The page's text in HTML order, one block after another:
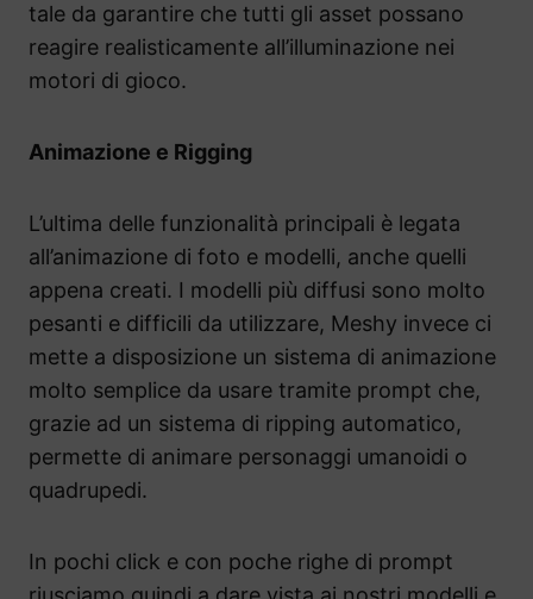
tale da garantire che tutti gli asset possano
reagire realisticamente all’illuminazione nei
motori di gioco.
Animazione e Rigging
L’ultima delle funzionalità principali è legata
all’animazione di foto e modelli, anche quelli
appena creati. I modelli più diffusi sono molto
pesanti e difficili da utilizzare, Meshy invece ci
mette a disposizione un sistema di animazione
molto semplice da usare tramite prompt che,
grazie ad un sistema di ripping automatico,
permette di animare personaggi umanoidi o
quadrupedi.
In pochi click e con poche righe di prompt